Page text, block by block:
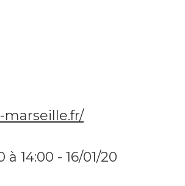
marseille.fr/
à 14:00 - 16/01/20